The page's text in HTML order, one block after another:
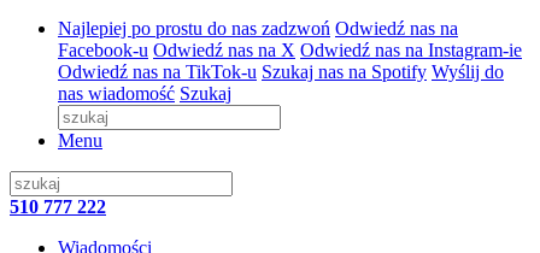
Najlepiej po prostu do nas zadzwoń Odwiedź nas na
Facebook-u Odwiedź nas na X Odwiedź nas na Instagram-ie
Odwiedź nas na TikTok-u Szukaj nas na Spotify Wyślij do
nas wiadomość Szukaj
Menu
510 777 222
Wiadomości